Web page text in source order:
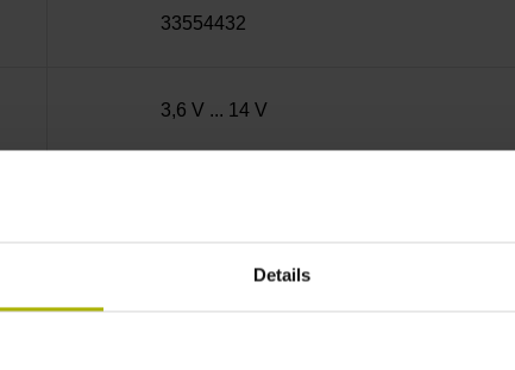
Details
33554432
3,6 V ... 14 V
Durchgehende Hohlwelle, Durchmesser
Flansch, Zentrierbund 54 f7 mm, LK 44